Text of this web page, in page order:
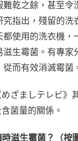
難乾之餘，甚至令
究指出，殘留的洗
都使用的洗衣機，
滋生霉菌。有專家
而有效消滅霉菌
ざましテレビ》
菌量的關係。
滋生霉菌？（按圖